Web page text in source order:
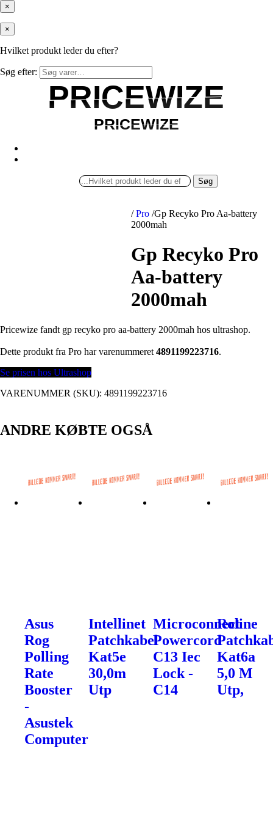
×
×
Hvilket produkt leder du efter?
Søg efter:
PRICEWIZE
PRICEWIZE
PRICEWIZE
PRICEWIZE
Søg
/ Pro /Gp Recyko Pro Aa-battery
2000mah
Gp Recyko Pro
Aa-battery
2000mah
Pricewize fandt gp recyko pro aa-battery 2000mah hos ultrashop.
Dette produkt fra Pro har varenummeret 4891199223716.
Se prisen hos Ultrashop
VARENUMMER (SKU): 4891199223716
ANDRE KØBTE OGSÅ
Asus
Rog
Polling
Rate
Booster
-
Asustek
Computer
Intellinet
Patchkabel
Kat5e
30,0m
Utp
Microconnect
Powercord
C13 Iec
Lock -
C14
Roline
Kat6a
5,0 M
Utp,